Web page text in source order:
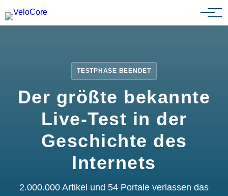
Partnerprogramm
TESTPHASE BEENDET
Der größte bekannte
Live-Test in der
Geschichte des
Internets
2.000.000 Artikel und 54 Portale verlassen das